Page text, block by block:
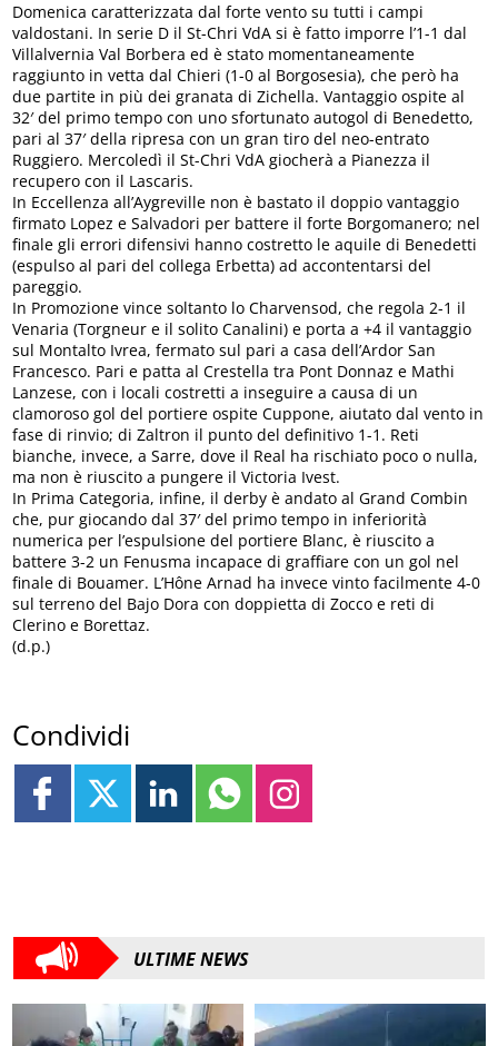
Domenica caratterizzata dal forte vento su tutti i campi
valdostani. In serie D il St-Chri VdA si è fatto imporre l’1-1 dal
Villalvernia Val Borbera ed è stato momentaneamente
raggiunto in vetta dal Chieri (1-0 al Borgosesia), che però ha
due partite in più dei granata di Zichella. Vantaggio ospite al
32′ del primo tempo con uno sfortunato autogol di Benedetto,
pari al 37′ della ripresa con un gran tiro del neo-entrato
Ruggiero. Mercoledì il St-Chri VdA giocherà a Pianezza il
recupero con il Lascaris.
In Eccellenza all’Aygreville non è bastato il doppio vantaggio
firmato Lopez e Salvadori per battere il forte Borgomanero; nel
finale gli errori difensivi hanno costretto le aquile di Benedetti
(espulso al pari del collega Erbetta) ad accontentarsi del
pareggio.
In Promozione vince soltanto lo Charvensod, che regola 2-1 il
Venaria (Torgneur e il solito Canalini) e porta a +4 il vantaggio
sul Montalto Ivrea, fermato sul pari a casa dell’Ardor San
Francesco. Pari e patta al Crestella tra Pont Donnaz e Mathi
Lanzese, con i locali costretti a inseguire a causa di un
clamoroso gol del portiere ospite Cuppone, aiutato dal vento in
fase di rinvio; di Zaltron il punto del definitivo 1-1. Reti
bianche, invece, a Sarre, dove il Real ha rischiato poco o nulla,
ma non è riuscito a pungere il Victoria Ivest.
In Prima Categoria, infine, il derby è andato al Grand Combin
che, pur giocando dal 37′ del primo tempo in inferiorità
numerica per l’espulsione del portiere Blanc, è riuscito a
battere 3-2 un Fenusma incapace di graffiare con un gol nel
finale di Bouamer. L’Hône Arnad ha invece vinto facilmente 4-0
sul terreno del Bajo Dora con doppietta di Zocco e reti di
Clerino e Borettaz.
(d.p.)
Condividi
ULTIME NEWS